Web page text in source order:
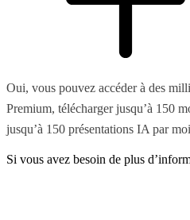
Oui, vous pouvez accéder à des
Premium, télécharger jusqu’à 150
jusqu’à 150 présentations IA par
Si vous avez besoin de plus